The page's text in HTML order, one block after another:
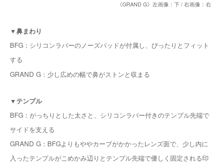
《GRAND G》左画像：下 / 右画像：右
▼鼻まわり
BFG：シリコンラバーのノーズパッドが付属し、ぴったりとフィット
する
GRAND G：少し広めの幅で鼻がストンと収まる
▼テンプル
BFG：がっちりとした太さと、シリコンラバー付きのテンプル先端で
サイドを支える
GRAND G：BFGよりもややカーブがかかったレンズ面で、少し内に
入ったテンプルがこめかみ辺りとテンプル先端で優しく固定される印